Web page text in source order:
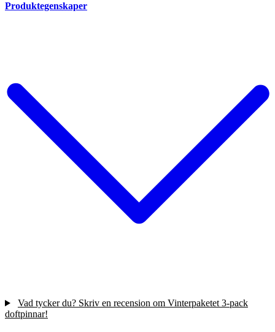
Produktegenskaper
Vad tycker du? Skriv en recension om Vinterpaketet 3-pack
doftpinnar!